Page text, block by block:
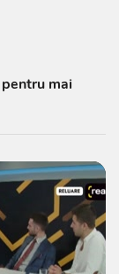
pentru mai